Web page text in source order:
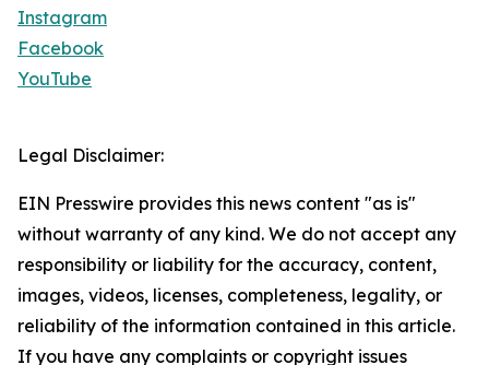
Instagram
Facebook
YouTube
Legal Disclaimer:
EIN Presswire provides this news content "as is"
without warranty of any kind. We do not accept any
responsibility or liability for the accuracy, content,
images, videos, licenses, completeness, legality, or
reliability of the information contained in this article.
If you have any complaints or copyright issues